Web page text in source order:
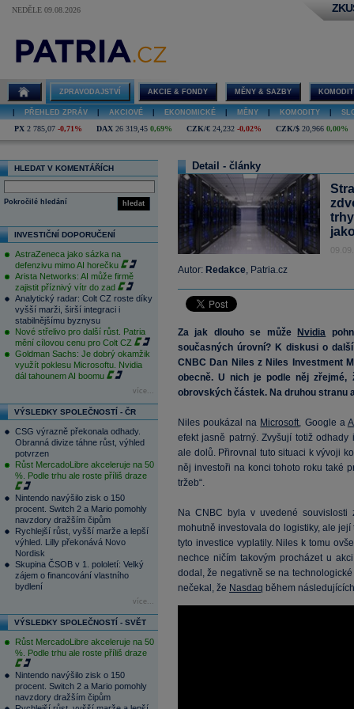
NEDĚLE 09.08.2026
ZPRAVODAJSTVÍ AKCIE & FONDY MĚNY & SAZBY
PŘEHLED ZPRÁV AKCIOVÉ EKONOMICKÉ MĚNY KOMODITY
PX 2 785,07 -0,71% DAX 26 319,45 0,69% CZK/€ 24,232 -0,02% CZK/$ 20,966 0,00%
HLEDAT V KOMENTÁŘÍCH
hledat
Pokročilé hledání
INVESTIČNÍ DOPORUČENÍ
AstraZeneca jako sázka na
defenzivu mimo AI horečku
Arista Networks: AI může firmě
zajistit příznivý vítr do zad
Analytický radar: Colt CZ roste díky
vyšší marži, širší integraci i
stabilnějšímu byznysu
Nové střelivo pro další růst. Patria
mění cílovou cenu pro Colt CZ
Goldman Sachs: Je dobrý okamžik
využít poklesu Microsoftu. Nvidia
dál tahounem AI boomu
více...
VÝSLEDKY SPOLEČNOSTÍ - ČR
CSG výrazně překonala odhady.
Obranná divize táhne růst, výhled
potvrzen
Růst MercadoLibre akceleruje na 50
%. Podle trhu ale roste příliš draze
Nintendo navýšilo zisk o 150
procent. Switch 2 a Mario pomohly
navzdory dražším čipům
Rychlejší růst, vyšší marže a lepší
výhled. Lilly překonává Novo
Nordisk
Skupina ČSOB v 1. pololetí: Velký
zájem o financování vlastního
bydlení
více...
VÝSLEDKY SPOLEČNOSTÍ - SVĚT
Růst MercadoLibre akceleruje na 50
%. Podle trhu ale roste příliš draze
Nintendo navýšilo zisk o 150
procent. Switch 2 a Mario pomohly
navzdory dražším čipům
Detail - články
Autor: Redakce, Patria.cz
Za jak dlouho se může Nvidia
současných úrovní? K diskusi o
CNBC Dan Niles z Niles Investment
obecně. U nich je podle něj zřejmé,
obrovských částek. Na druhou stranu
Niles poukázal na Microsoft, Google a
efekt jasně patrný. Zvyšují totiž
ale dolů. Přirovnal tuto situaci k vývoji
něj investoři na konci tohoto roku také
tržeb“.
Na CNBC byla v uvedené souvislosti
mohutně investovala do logistiky, ale
tyto investice vyplatily. Niles k tomu
nechce ničím takovým procházet u
dodal, že negativně se na
nečekal, že Nasdaq během